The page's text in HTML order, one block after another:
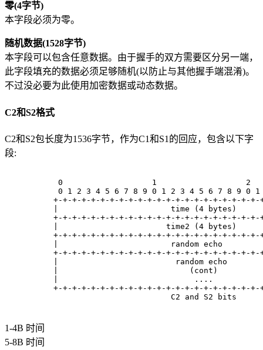
零(4字节)
本字段必须为零。
随机数据(1528字节)
本字段可以包含任意数据。由于握手的双方需要区分另一端，
此字段填充的数据必须足够随机(以防止与其他握手端混淆)。
不过没必要为此使用加密数据或动态数据。
C2和S2格式
C2和S2包长度为1536字节，作为C1和S1的回应，包含以下字
段:
0                   1                   2
0 1 2 3 4 5 6 7 8 9 0 1 2 3 4 5 6 7 8 9 0 1
+-+-+-+-+-+-+-+-+-+-+-+-+-+-+-+-+-+-+-+-+-+-
|                        time (4 bytes)
+-+-+-+-+-+-+-+-+-+-+-+-+-+-+-+-+-+-+-+-+-+-
|                       time2 (4 bytes)
+-+-+-+-+-+-+-+-+-+-+-+-+-+-+-+-+-+-+-+-+-+-
|                        random echo
+-+-+-+-+-+-+-+-+-+-+-+-+-+-+-+-+-+-+-+-+-+-
|                         random echo
|                            (cont)
|                             ....
+-+-+-+-+-+-+-+-+-+-+-+-+-+-+-+-+-+-+-+-+-+-
C2 and S2 bits
1-4B 时间
5-8B 时间